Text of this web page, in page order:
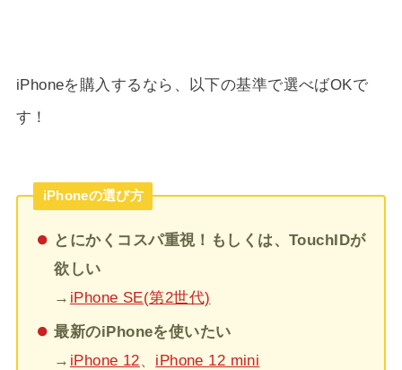
iPhoneを購入するなら、以下の基準で選べばOKで
す！
iPhoneの選び方
とにかくコスパ重視！もしくは、TouchIDが
欲しい
→ iPhone SE(第2世代)
最新のiPhoneを使いたい
→ iPhone 12 iPhone 12 mini